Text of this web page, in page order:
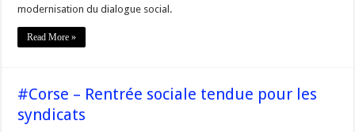
modernisation du dialogue social.
Read More »
#Corse – Rentrée sociale tendue pour les
syndicats